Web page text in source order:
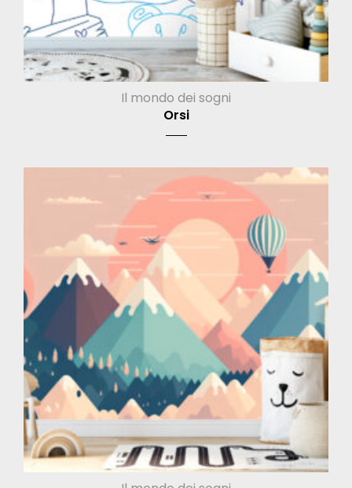
Il mondo dei sogni
Orsi